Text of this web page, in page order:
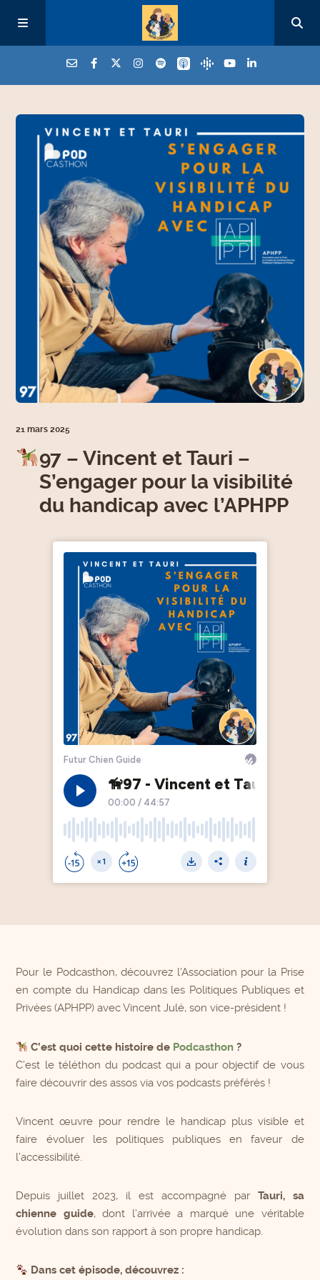
21 mars 2025
97 – Vincent et Tauri –
S’engager pour la visibilité
du handicap avec l’APHPP
Pour le Podcasthon, découvrez l’Association pour la Prise
en compte du Handicap dans les Politiques Publiques et
Privées (APHPP) avec Vincent Julé, son vice-président !
C’est quoi cette histoire de Podcasthon ?
C’est le téléthon du podcast qui a pour objectif de vous
faire découvrir des assos via vos podcasts préférés !
Vincent œuvre pour rendre le handicap plus visible et
faire évoluer les politiques publiques en faveur de
l’accessibilité.
Depuis juillet 2023, il est accompagné par Tauri, sa
chienne guide, dont l’arrivée a marqué une véritable
évolution dans son rapport à son propre handicap.
Dans cet épisode, découvrez :